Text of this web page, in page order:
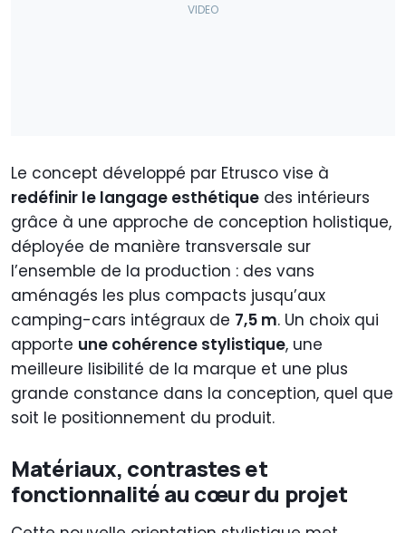
Le concept développé par Etrusco vise à
redéfinir le langage esthétique des intérieurs
grâce à une approche de conception holistique,
déployée de manière transversale sur
l’ensemble de la production : des vans
aménagés les plus compacts jusqu’aux
camping-cars intégraux de 7,5 m. Un choix qui
apporte une cohérence stylistique, une
meilleure lisibilité de la marque et une plus
grande constance dans la conception, quel que
soit le positionnement du produit.
Matériaux, contrastes et
fonctionnalité au cœur du projet